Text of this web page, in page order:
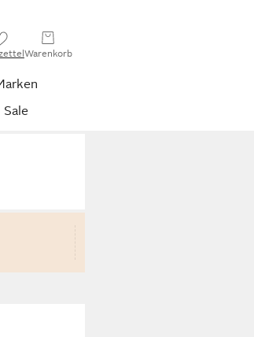
Warenkorb
Sale